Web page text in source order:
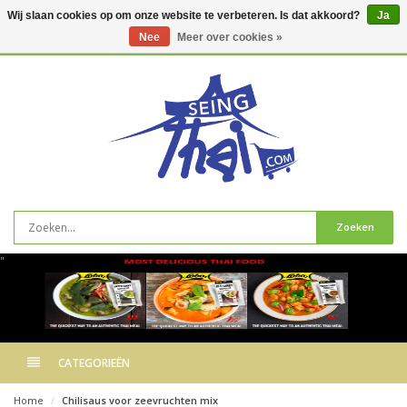
Zoeken
"
CATEGORIEËN
Home Chilisaus voor zeevruchten mix
Wij slaan cookies op om onze website te verbeteren. Is dat akkoord?
Ja
Nee
Meer over cookies »